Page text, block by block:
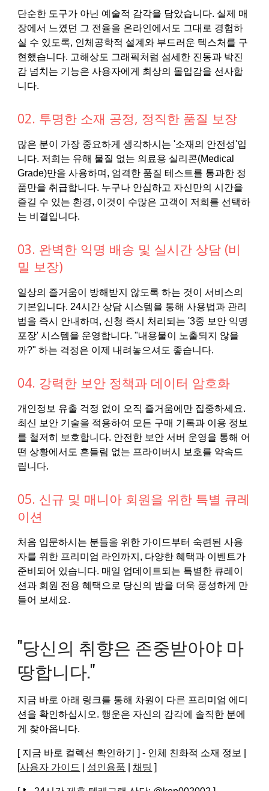
단순한 도구가 아닌 예술적 감각을 담았습니다. 실제 매
장에서 느꼈던 그 전율을 온라인에서도 그대로 경험하
실 수 있도록, 인체공학적 설계와 부드러운 텍스처를 구
현했습니다. 고해상도 그래픽처럼 섬세한 진동과 박진
감 넘치는 기능은 사용자에게 최상의 몰입감을 선사합
니다.
02. 투명한 소재 공정, 정직한 품질 보장
많은 분이 가장 중요하게 생각하시는 '소재의 안전성'입
니다. 저희는 유해 물질 없는 의료용 실리콘(Medical
Grade)만을 사용하며, 엄격한 품질 테스트를 통과한 정
품만을 취급합니다. 누구나 안심하고 자신만의 시간을
즐길 수 있는 환경, 이것이 수많은 고객이 저희를 선택하
는 비결입니다.
03. 완벽한 익명 배송 및 실시간 상담 (비
밀 보장)
일상의 즐거움이 방해받지 않도록 하는 것이 서비스의
기본입니다. 24시간 상담 시스템을 통해 사용법과 관리
법을 즉시 안내하며, 신청 즉시 처리되는 '3중 보안 익명
포장' 시스템을 운영합니다. "내용물이 노출되지 않을
까?" 하는 걱정은 이제 내려놓으셔도 좋습니다.
04. 강력한 보안 정책과 데이터 암호화
개인정보 유출 걱정 없이 오직 즐거움에만 집중하세요.
최신 보안 기술을 적용하여 모든 구매 기록과 이용 정보
를 철저히 보호합니다. 안전한 보안 서버 운영을 통해 어
떤 상황에서도 흔들림 없는 프라이버시 보호를 약속드
립니다.
05. 신규 및 매니아 회원을 위한 특별 큐레
이션
처음 입문하시는 분들을 위한 가이드부터 숙련된 사용
자를 위한 프리미엄 라인까지, 다양한 혜택과 이벤트가
준비되어 있습니다. 매일 업데이트되는 특별한 큐레이
션과 회원 전용 혜택으로 당신의 밤을 더욱 풍성하게 만
들어 보세요.
"당신의 취향은 존중받아야 마
땅합니다."
지금 바로 아래 링크를 통해 차원이 다른 프리미엄 에디
션을 확인하십시오. 행운은 자신의 감각에 솔직한 분에
게 찾아옵니다.
[ 지금 바로 컬렉션 확인하기 ] - 인체 친화적 소재 정보 |
[사용자 가이드 성인용품 채팅 ]